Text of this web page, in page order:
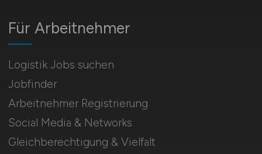
Für Arbeitnehmer
Logistik Jobs suchen
Jobfinder
Arbeitnehmer Registrierung
Social Media & Networks
Gleichberechtigung & Vielfalt